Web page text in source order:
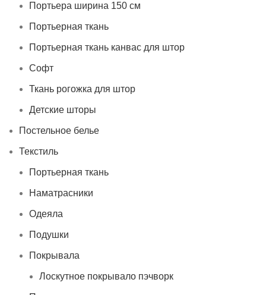
Портьера ширина 150 см
Портьерная ткань
Портьерная ткань канвас для штор
Софт
Ткань рогожка для штор
Детские шторы
Постельное белье
Текстиль
Портьерная ткань
Наматрасники
Одеяла
Подушки
Покрывала
Лоскутное покрывало пэчворк